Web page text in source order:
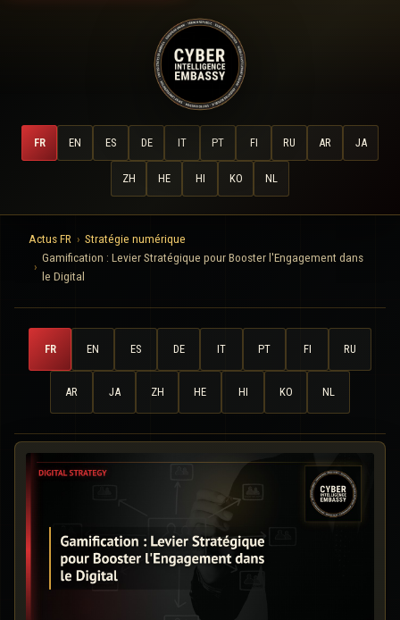
FR EN ES DE IT PT FI RU AR JA
ZH HE HI KO NL
Actus FR
Stratégie numérique
Gamification : Levier Stratégique pour Booster l'Engagement dans
le Digital
FR EN ES DE IT PT FI RU
AR JA ZH HE HI KO NL